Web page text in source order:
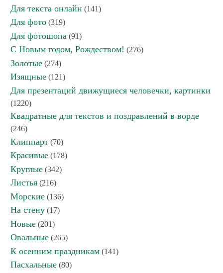
Для текста онлайн (141)
Для фото (319)
Для фотошопа (91)
С Новым годом, Рождеством! (276)
Золотые (274)
Изящные (121)
Для презентаций движущиеся человечки, картинки
(1220)
Квадратные для текстов и поздравлений в ворде
(246)
Клиппарт (70)
Красивые (178)
Круглые (342)
Листья (216)
Морские (136)
На стену (17)
Новые (201)
Овальные (265)
К осенним праздникам (141)
Пасхальные (80)